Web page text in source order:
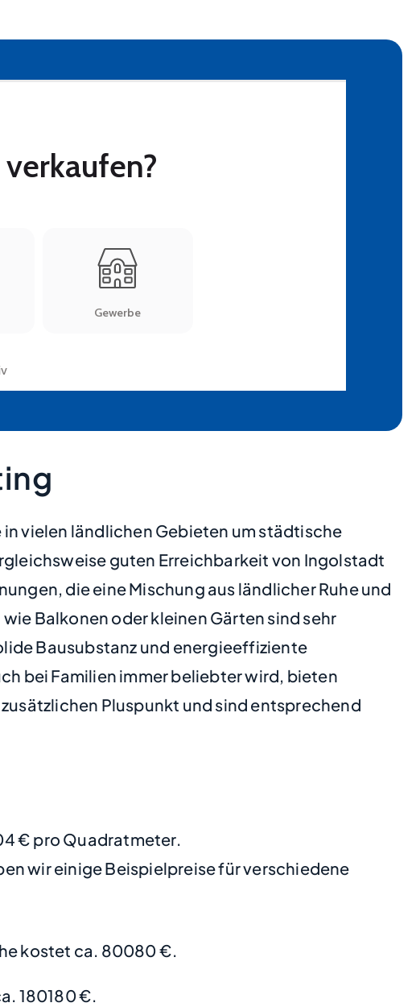
vielen ländlichen Gebieten um städtische
guten Erreichbarkeit von Ingolstadt
die eine Mischung aus ländlicher Ruhe und
Balkonen oder kleinen Gärten sind sehr
Bausubstanz und energieeffiziente
bei Familien immer beliebter wird, bieten
Pluspunkt und sind entsprechend
€ pro Quadratmeter.
wir einige Beispielpreise für verschiedene
kostet ca. 80080 €.
180180 €.